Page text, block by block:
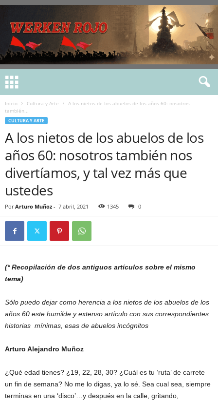
Inicio Cultura y Arte
A los nietos de los abuelos de los años 60: nosotros
también...
CULTURA Y ARTE
A los nietos de los abuelos de los
años 60: nosotros también nos
divertíamos, y tal vez más que
ustedes
Por Arturo Muñoz - 7 abril, 2021 1345 0
(* Recopilación de dos antiguos artículos sobre el mismo
tema)
Sólo puedo dejar como herencia a los nietos de los abuelos de los
años 60 este humilde y extenso artículo con sus correspondientes
historias mínimas, esas de abuelos incógnitos
Arturo Alejandro Muñoz
¿Qué edad tienes? ¿19, 22, 28, 30? ¿Cuál es tu ‘ruta’ de carrete
un fin de semana? No me lo digas, ya lo sé. Sea cual sea, siempre
terminas en una ‘disco’…y después en la calle, gritando,